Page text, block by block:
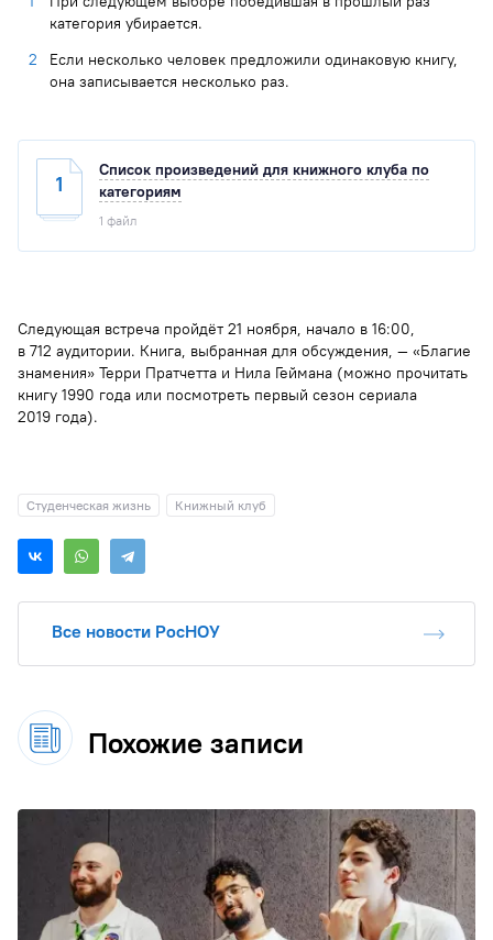
категория убирается.
Если несколько человек предложили одинаковую книгу,
она записывается несколько раз.
1
Список произведений для книжного клуба по
категориям
1 файл
Следующая встреча пройдёт 21 ноября, начало в 16:00,
в 712 аудитории. Книга, выбранная для обсуждения, — «Благие
знамения» Терри Пратчетта и Нила Геймана (можно прочитать
книгу 1990 года или посмотреть первый сезон сериала
2019 года).
Студенческая жизнь Книжный клуб
Все новости РосНОУ
Похожие записи